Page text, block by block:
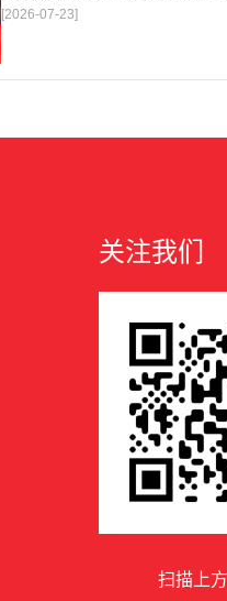
球，篮球体育资讯。
[2026-07-23]
关注我们
扫描上